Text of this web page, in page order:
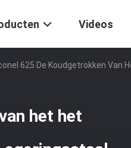
Videos
625 De Koudgetrokken Van
het het